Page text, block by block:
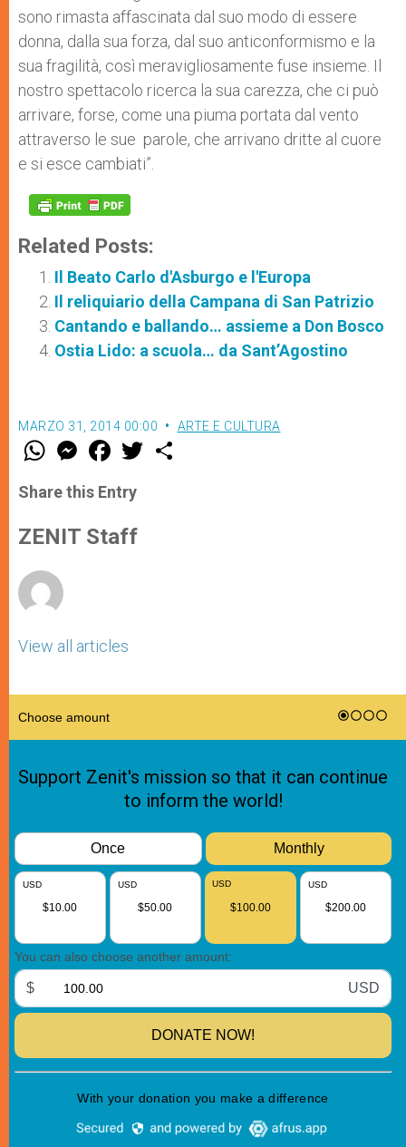
sono rimasta affascinata dal suo modo di essere
donna, dalla sua forza, dal suo anticonformismo e la
sua fragilità, così meravigliosamente fuse insieme. Il
nostro spettacolo ricerca la sua carezza, che ci può
arrivare, forse, come una piuma portata dal vento
attraverso le sue parole, che arrivano dritte al cuore
e si esce cambiati”.
Related Posts:
Il Beato Carlo d'Asburgo e l'Europa
Il reliquiario della Campana di San Patrizio
Cantando e ballando… assieme a Don Bosco
Ostia Lido: a scuola… da Sant’Agostino
MARZO 31, 2014 00:00 ARTE E CULTURA
W
t
s
p
p
M
e
s
e
g
e
F
a
e
b
o
k
w
Share this Entry
ZENIT Staff
View all articles